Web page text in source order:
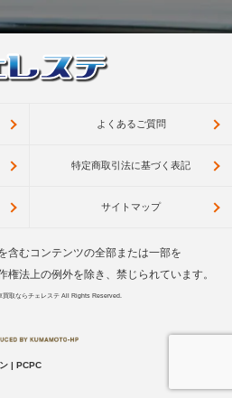
よくあるご質問
特定商取引法に基づく表記
サイトマップ
含むコンテンツの全部または一部を
法上の例外を除き、禁じられています。
買取ならチェレステAll Rights Reserved.
PCPC